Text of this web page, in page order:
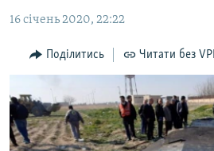
основної
Перейти
до
пошуку
БЛОГИ
ПОГЛЯД
ВСЕ ЗА ДЕНЬ
СПЕЦПРОЕКТИ
16 січень 2020, 22:22
Поділитись Читати без